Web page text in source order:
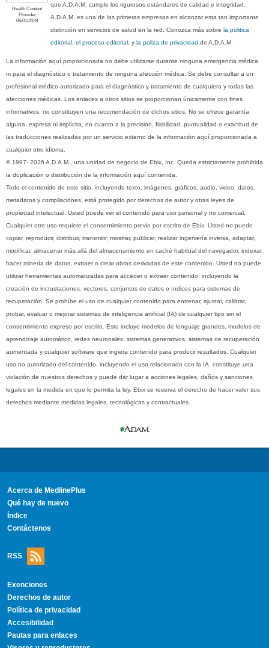
Health Content
Provider
06/01/2028
que A.D.A.M. cumple los rigurosos estándares de calidad e integridad.
A.D.A.M. es una de las primeras empresas en alcanzar esta tan importante
distinción en servicios de salud en la red. Conozca más sobrela politica
editorial, el proceso editorial , yla poliza de privacidad de A.D.A.M.
La información aquí proporcionada no debe utilizarse durante ninguna emergencia médica
ni para el diagnóstico o tratamiento de ninguna afección médica. Se debe consultar a un
profesional médico autorizado para el diagnóstico y tratamiento de cualquiera y todas las
afecciones médicas. Los enlaces a otros sitios se proporcionan únicamente con fines
informativos; no constituyen una recomendación de dichos sitios. No se ofrece garantía
alguna, expresa ni implícita, en cuanto a la precisión, fiabilidad, puntualidad o exactitud de
las traducciones realizadas por un servicio externo de la información aquí proporcionada a
cualquier otro idioma.
© 1997- 2026 A.D.A.M., una unidad de negocio de Ebix, Inc. Queda estrictamente prohibida
la duplicación o distribución de la información aquí contenida.
Todo el contenido de este sitio, incluyendo texto, imágenes, gráficos, audio, video, datos,
metadatos y compilaciones, está protegido por derechos de autor y otras leyes de
propiedad intelectual. Usted puede ver el contenido para uso personal y no comercial.
Cualquier otro uso requiere el consentimiento previo por escrito de Ebix. Usted no puede
copiar, reproducir, distribuir, transmitir, mostrar, publicar, realizar ingeniería inversa, adaptar,
modificar, almacenar más allá del almacenamiento en caché habitual del navegador, indexar,
hacer minería de datos, extraer o crear obras derivadas de este contenido. Usted no puede
utilizar herramientas automatizadas para acceder o extraer contenido, incluyendo la
creación de incrustaciones, vectores, conjuntos de datos o índices para sistemas de
recuperación. Se prohíbe el uso de cualquier contenido para entrenar, ajustar, calibrar,
probar, evaluar o mejorar sistemas de inteligencia artificial (IA) de cualquier tipo sin el
consentimiento expreso por escrito. Esto incluye modelos de lenguaje grandes, modelos de
aprendizaje automático, redes neuronales, sistemas generativos, sistemas de recuperación
aumentada y cualquier software que ingiera contenido para producir resultados. Cualquier
uso no autorizado del contenido, incluyendo el uso relacionado con la IA, constituye una
violación de nuestros derechos y puede dar lugar a acciones legales, daños y sanciones
legales en la medida en que lo permita la ley. Ebix se reserva el derecho de hacer valer sus
derechos mediante medidas legales, tecnológicas y contractuales.
Acerca de MedlinePlus
Qué hay de nuevo
Índice
Contáctenos
RSS
Exenciones
Derechos de autor
Política de privacidad
Accesibilidad
Pautas para enlaces